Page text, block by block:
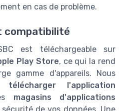
en cas de problème.
compatibilité
est téléchargeable sur
Play Store, ce qui la rend
gamme d'appareils. Nous
télécharger l'application
magasins d'applications